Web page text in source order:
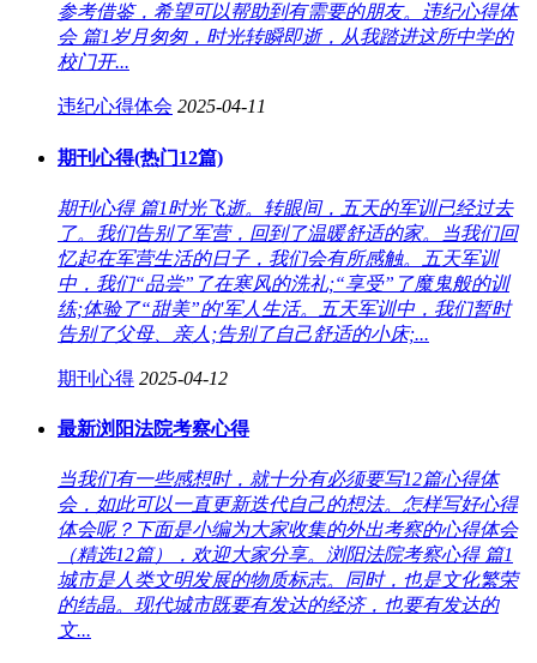
参考借鉴，希望可以帮助到有需要的朋友。违纪心得体
会 篇1岁月匆匆，时光转瞬即逝，从我踏进这所中学的
校门开...
违纪心得体会 2025-04-11
期刊心得(热门12篇)
期刊心得 篇1时光飞逝。转眼间，五天的军训已经过去
了。我们告别了军营，回到了温暖舒适的家。当我们回
忆起在军营生活的日子，我们会有所感触。五天军训
中，我们“品尝”了在寒风的洗礼;“享受”了魔鬼般的训
练;体验了“甜美”的'军人生活。五天军训中，我们暂时
告别了父母、亲人;告别了自己舒适的小床;...
期刊心得 2025-04-12
最新浏阳法院考察心得
当我们有一些感想时，就十分有必须要写12篇心得体
会，如此可以一直更新迭代自己的想法。怎样写好心得
体会呢？下面是小编为大家收集的外出考察的心得体会
（精选12篇），欢迎大家分享。浏阳法院考察心得 篇1
城市是人类文明发展的物质标志。同时，也是文化繁荣
的结晶。现代城市既要有发达的经济，也要有发达的
文...